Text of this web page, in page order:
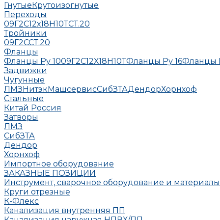
ГнутыеКрутоизогнутые
Переходы
09Г2С12х18Н10ТСТ.20
Тройники
09Г2ССТ.20
Фланцы
Фланцы Ру 1009Г2С12Х18Н10ТФланцы Ру 16Фланцы
Задвижки
Чугунные
ЛМЗНитэкМашсервисСибЗТАДендорХорнхоф
Стальные
Китай Россия
Затворы
ЛМЗ
СибЗТА
Дендор
Хорнхоф
Импортное оборудование
ЗАКАЗНЫЕ ПОЗИЦИИ
Инструмент, сварочное оборудование и материалы
Круги отрезные
К-Флекс
Канализация внутренняя ПП